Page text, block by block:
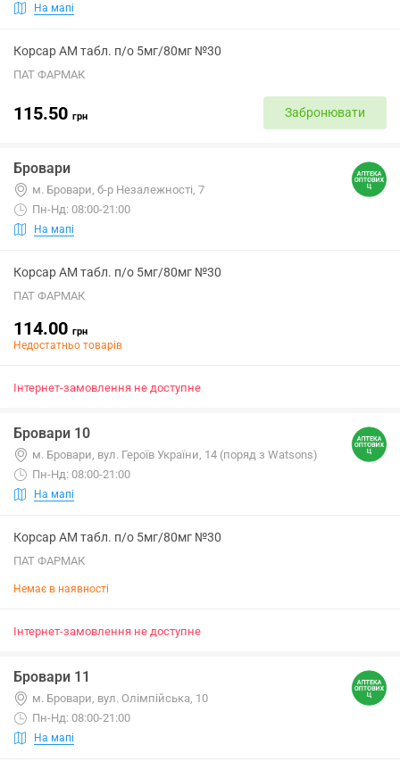
На мапі
Корсар АМ табл. п/о 5мг/80мг №30
ПАТ ФАРМАК
115.50 грн Забронювати
Бровари
м. Бровари, б-р Незалежності, 7
Пн-Нд: 08:00-21:00
На мапі
Корсар АМ табл. п/о 5мг/80мг №30
ПАТ ФАРМАК
114.00 грн
Недостатньо товарів
Інтернет-замовлення не доступне
Бровари 10
м. Бровари, вул. Героїв України, 14 (поряд з Watsons)
Пн-Нд: 08:00-21:00
На мапі
Корсар АМ табл. п/о 5мг/80мг №30
ПАТ ФАРМАК
Немає в наявності
Інтернет-замовлення не доступне
Бровари 11
м. Бровари, вул. Олімпійська, 10
Пн-Нд: 08:00-21:00
На мапі